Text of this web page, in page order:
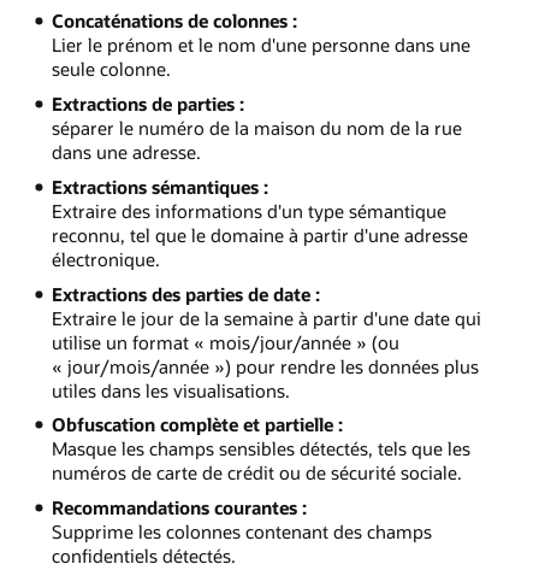
Concaténations de colonnes :
Lier le prénom et le nom d'une personne dans une
seule colonne.
Extractions de parties :
séparer le numéro de la maison du nom de la rue
dans une adresse.
Extractions sémantiques :
Extraire des informations d'un type sémantique
reconnu, tel que le domaine à partir d'une adresse
électronique.
Extractions des parties de date :
Extraire le jour de la semaine à partir d'une date qui
utilise un format « mois/jour/année » (ou
« jour/mois/année ») pour rendre les données plus
utiles dans les visualisations.
Obfuscation complète et partielle :
Masque les champs sensibles détectés, tels que les
numéros de carte de crédit ou de sécurité sociale.
Recommandations courantes :
Supprime les colonnes contenant des champs
confidentiels détectés.